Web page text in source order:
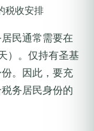
税收安排
民通常需要在
）。仅持有圣基
。因此，要充
务居民身份的